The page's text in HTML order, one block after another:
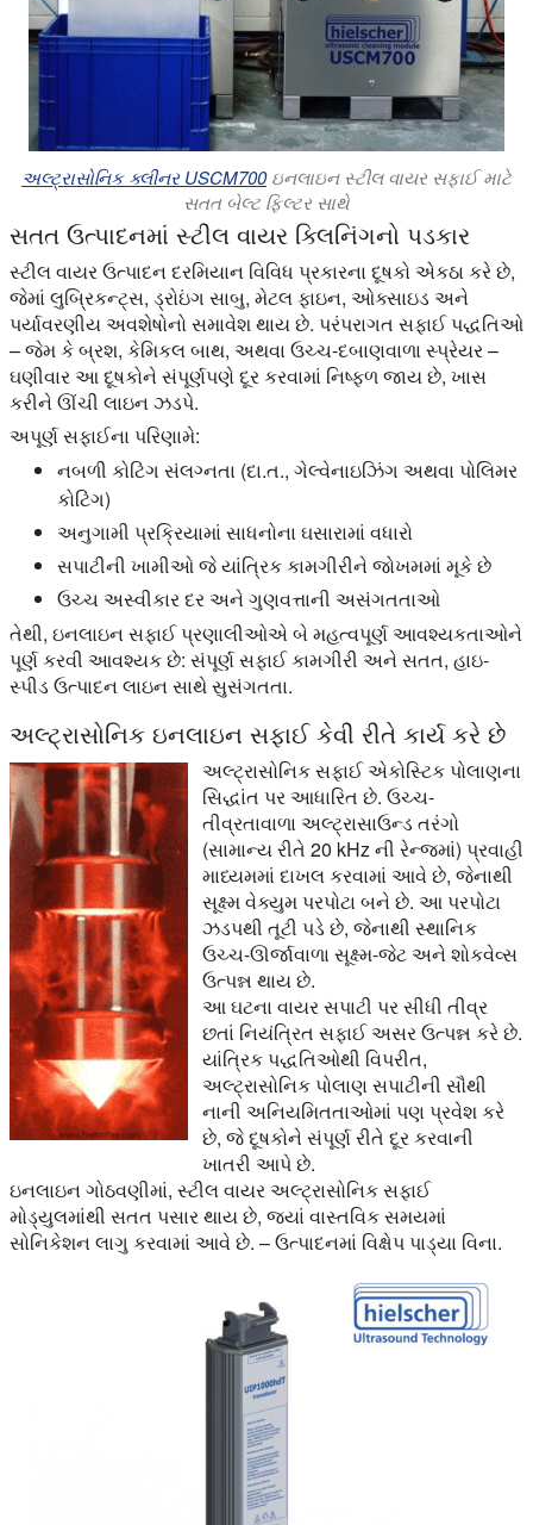
અલ્ટ્રાસોનિક ક્લીનર USCM700ઇનલાઇન સ્ટીલ વાયર સફાઈ માટે
સતત બેલ્ટ ફિલ્ટર સાથે
સતત ઉત્પાદનમાં સ્ટીલ વાયર ક્લિનિંગનો પડકાર
સ્ટીલ વાયર ઉત્પાદન દરમિયાન વિવિધ પ્રકારના દૂષકો એકઠા કરે છે,
જેમાં લુબ્રિકન્ટ્સ, ડ્રોઇંગ સાબુ, મેટલ ફાઇન, ઓક્સાઇડ અને
પર્યાવરણીય અવશેષોનો સમાવેશ થાય છે. પરંપરાગત સફાઈ પદ્ધતિઓ
– જેમ કે બ્રશ, કેમિકલ બાથ, અથવા ઉચ્ચ-દબાણવાળા સ્પ્રેયર –
ઘણીવાર આ દૂષકોને સંપૂર્ણપણે દૂર કરવામાં નિષ્ફળ જાય છે, ખાસ
કરીને ઊંચી લાઇન ઝડપે.
અપૂર્ણ સફાઈના પરિણામે:
નબળી કોટિંગ સંલગ્નતા (દા.ત., ગેલ્વેનાઇઝિંગ અથવા પોલિમર
કોટિંગ)
અનુગામી પ્રક્રિયામાં સાધનોના ઘસારામાં વધારો
સપાટીની ખામીઓ જે યાંત્રિક કામગીરીને જોખમમાં મૂકે છે
ઉચ્ચ અસ્વીકાર દર અને ગુણવત્તાની અસંગતતાઓ
તેથી, ઇનલાઇન સફાઈ પ્રણાલીઓએ બે મહત્વપૂર્ણ આવશ્યકતાઓને
પૂર્ણ કરવી આવશ્યક છે: સંપૂર્ણ સફાઈ કામગીરી અને સતત, હાઇ-
સ્પીડ ઉત્પાદન લાઇન સાથે સુસંગતતા.
અલ્ટ્રાસોનિક ઇનલાઇન સફાઈ કેવી રીતે કાર્ય કરે છે
અલ્ટ્રાસોનિક સફાઈ એકોસ્ટિક પોલાણના
સિદ્ધાંત પર આધારિત છે. ઉચ્ચ-
તીવ્રતાવાળા અલ્ટ્રાસાઉન્ડ તરંગો
(સામાન્ય રીતે 20 kHz ની રેન્જમાં) પ્રવાહી
માધ્યમમાં દાખલ કરવામાં આવે છે, જેનાથી
સૂક્ષ્મ વેક્યુમ પરપોટા બને છે. આ પરપોટા
ઝડપથી તૂટી પડે છે, જેનાથી સ્થાનિક
ઉચ્ચ-ઊર્જાવાળા સૂક્ષ્મ-જેટ અને શોકવેવ્સ
ઉત્પન્ન થાય છે.
આ ઘટના વાયર સપાટી પર સીધી તીવ્ર
છતાં નિયંત્રિત સફાઈ અસર ઉત્પન્ન કરે છે.
યાંત્રિક પદ્ધતિઓથી વિપરીત,
અલ્ટ્રાસોનિક પોલાણ સપાટીની સૌથી
નાની અનિયમિતતાઓમાં પણ પ્રવેશ કરે
છે, જે દૂષકોને સંપૂર્ણ રીતે દૂર કરવાની
ખાતરી આપે છે.
ઇનલાઇન ગોઠવણીમાં, સ્ટીલ વાયર અલ્ટ્રાસોનિક સફાઈ
મોડ્યુલમાંથી સતત પસાર થાય છે, જ્યાં વાસ્તવિક સમયમાં
સોનિકેશન લાગુ કરવામાં આવે છે. – ઉત્પાદનમાં વિક્ષેપ પાડ્યા વિના.